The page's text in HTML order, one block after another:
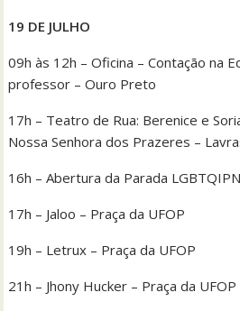
19 DE JULHO
09h às 12h – Oficina – Contação na
professor – Ouro Preto
17h – Teatro de Rua: Berenice e
Nossa Senhora dos Prazeres –
16h – Abertura da Parada
17h – Jaloo – Praça da UFOP
19h – Letrux – Praça da UFOP
21h – Jhony Hucker – Praça da UFOP